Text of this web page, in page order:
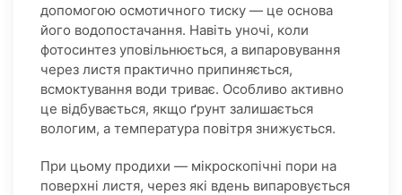
допомогою осмотичного тиску — це основа
його водопостачання. Навіть уночі, коли
фотосинтез уповільнюється, а випаровування
через листя практично припиняється,
всмоктування води триває. Особливо активно
це відбувається, якщо ґрунт залишається
вологим, а температура повітря знижується.
При цьому продихи — мікроскопічні пори на
поверхні листя, через які вдень випаровується